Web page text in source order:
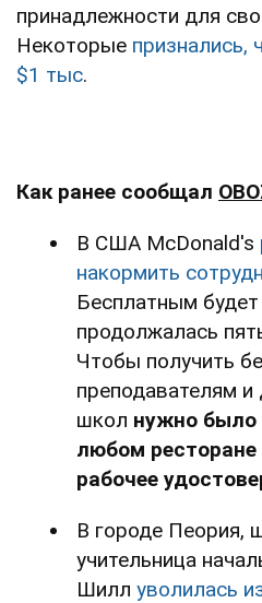
принадлежности для
Некоторые признались,
$1 тыс.
Как ранее сообщал
В США McDonald's
накормить
Бесплатным
продолжалась
Чтобы получить
преподавателям
школ нужно было
любом
рабочее
В городе Пеория,
учительница
Шилл уволилась